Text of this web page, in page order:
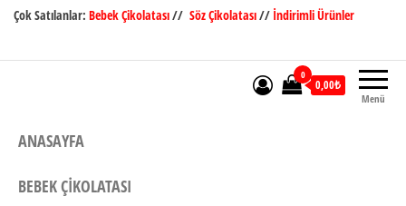
Çok Satılanlar: Bebek Çikolatası// Söz Çikolatası// İndirimli Ürünler
Menü
0
0,00₺
ANASAYFA
BEBEK ÇIKOLATASI